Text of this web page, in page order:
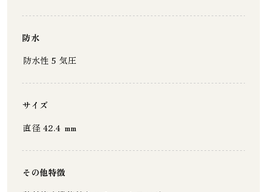
防水
防水性 5 気圧
サイズ
直径 42.4 mm
その他特徴